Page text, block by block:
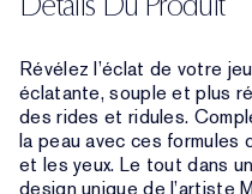
Révélez l’éclat de votre
éclatante, souple et plus
des rides et ridules.
la peau avec ces formules
et les yeux. Le tout dans
design unique de l’artiste